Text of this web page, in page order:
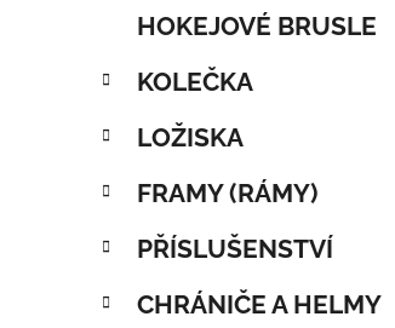
HOKEJOVÉ BRUSLE
KOLEČKA
LOŽISKA
FRAMY (RÁMY)
PŘÍSLUŠENSTVÍ
CHRÁNIČE A HELMY